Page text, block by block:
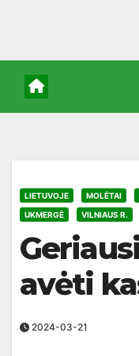
LIETUVOJE MOLĖTAI
UKMERGĖ
VILNIAUS R.
avėti
2024-03-21